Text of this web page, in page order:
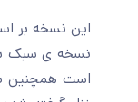
نسخه ی سبک
است همچنین